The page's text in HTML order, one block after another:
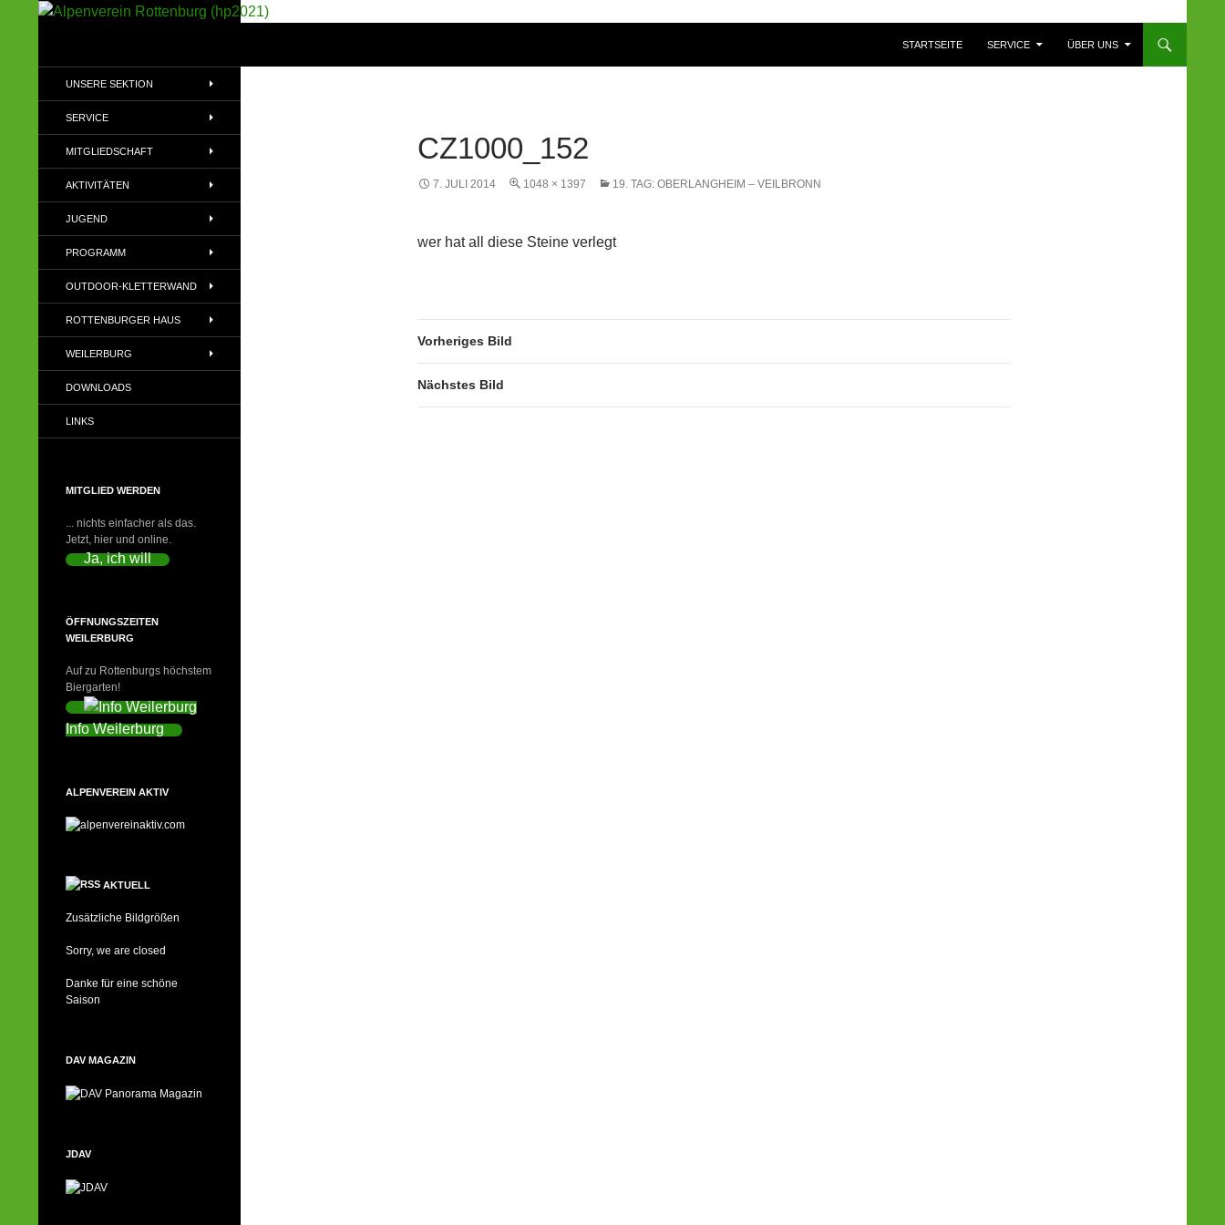
STARTSEITE
SERVICE ÜBER UNS
CZ1000_152
7. JULI 2014 1048 × 1397 19. TAG: OBERLANGHEIM – VEILBRONN
wer hat all diese Steine verlegt
Vorheriges Bild
Nächstes Bild
(DAV)
UNSERE SEKTION
SERVICE
MITGLIEDSCHAFT
AKTIVITÄTEN
JUGEND
PROGRAMM
OUTDOOR-KLETTERWAND
ROTTENBURGER HAUS
WEILERBURG
DOWNLOADS
LINKS
MITGLIED WERDEN
... nichts einfacher als das.
Jetzt, hier und online.
Ja, ich will
ÖFFNUNGSZEITEN
WEILERBURG
Auf zu Rottenburgs höchstem
Biergarten!
Info Weilerburg
ALPENVEREIN AKTIV
AKTUELL
Zusätzliche Bildgrößen
Sorry, we are closed
Danke für eine schöne
Saison
DAV MAGAZIN
JDAV